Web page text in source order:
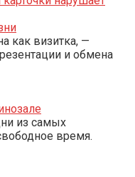
как визитка, —
и обмена
из самых
время.